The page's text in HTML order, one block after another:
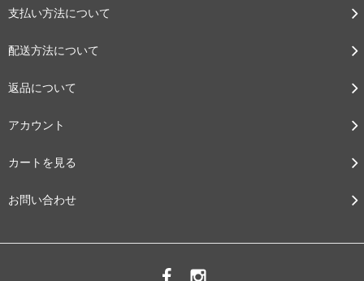
支払い方法について
配送方法について
返品について
アカウント
カートを見る
お問い合わせ